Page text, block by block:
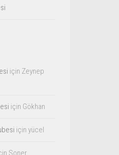
için Zeynep
için Gökhan
için yücel
Soner